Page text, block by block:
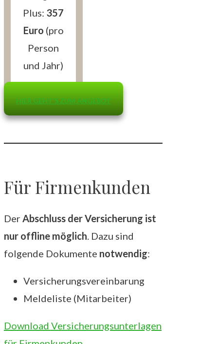
Plus: 357
Euro (pro
Person
und Jahr)
HIER GEHT'S ZUM ANGEBOT
Für Firmenkunden
Der Abschluss der Versicherung ist
nur offline möglich . Dazu sind
folgende Dokumente notwendig:
Versicherungsvereinbarung
Meldeliste (Mitarbeiter)
Download Versicherungsunterlagen